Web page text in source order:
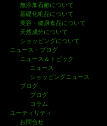
無添加石鹸について
基礎化粧品について
美容・健康食品について
天然成分について
ショッピングについて
ニュース・ブログ
ニュース＆トピック
ニュース
ショッピングニュース
ブログ
ブログ
コラム
ユーティリティ
お問合せ